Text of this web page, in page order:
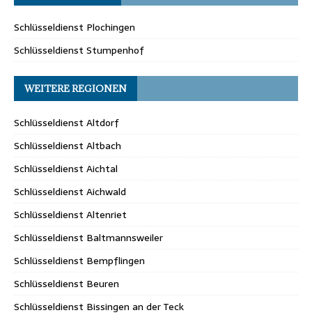
Schlüsseldienst Plochingen
Schlüsseldienst Stumpenhof
WEITERE REGIONEN
Schlüsseldienst Altdorf
Schlüsseldienst Altbach
Schlüsseldienst Aichtal
Schlüsseldienst Aichwald
Schlüsseldienst Altenriet
Schlüsseldienst Baltmannsweiler
Schlüsseldienst Bempflingen
Schlüsseldienst Beuren
Schlüsseldienst Bissingen an der Teck